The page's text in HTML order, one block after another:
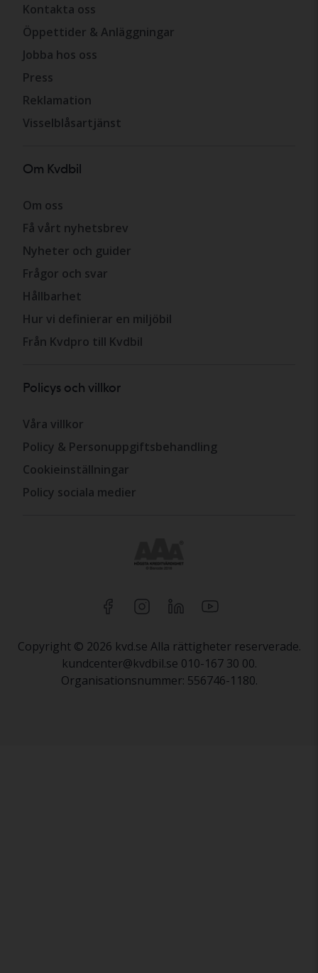
Kontakta oss
Öppettider & Anläggningar
Jobba hos oss
Press
Reklamation
Visselblåsartjänst
Om Kvdbil
Om oss
Få vårt nyhetsbrev
Nyheter och guider
Frågor och svar
Hållbarhet
Hur vi definierar en miljöbil
Från Kvdpro till Kvdbil
Policys och villkor
Våra villkor
Policy & Personuppgiftsbehandling
Cookieinställningar
Policy sociala medier
Copyright © 2026 kvd.se Alla rättigheter reserverade.
kundcenter@kvdbil.se 010-167 30 00.
Organisationsnummer: 556746-1180.